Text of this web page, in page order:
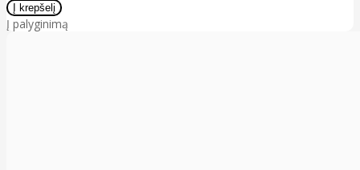
Į palyginimą